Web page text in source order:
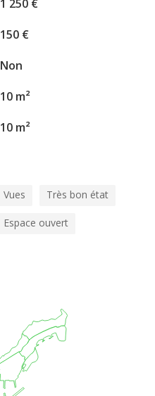
1 250 €
150 €
Non
10 m²
10 m²
Vues Très bon état
Espace ouvert